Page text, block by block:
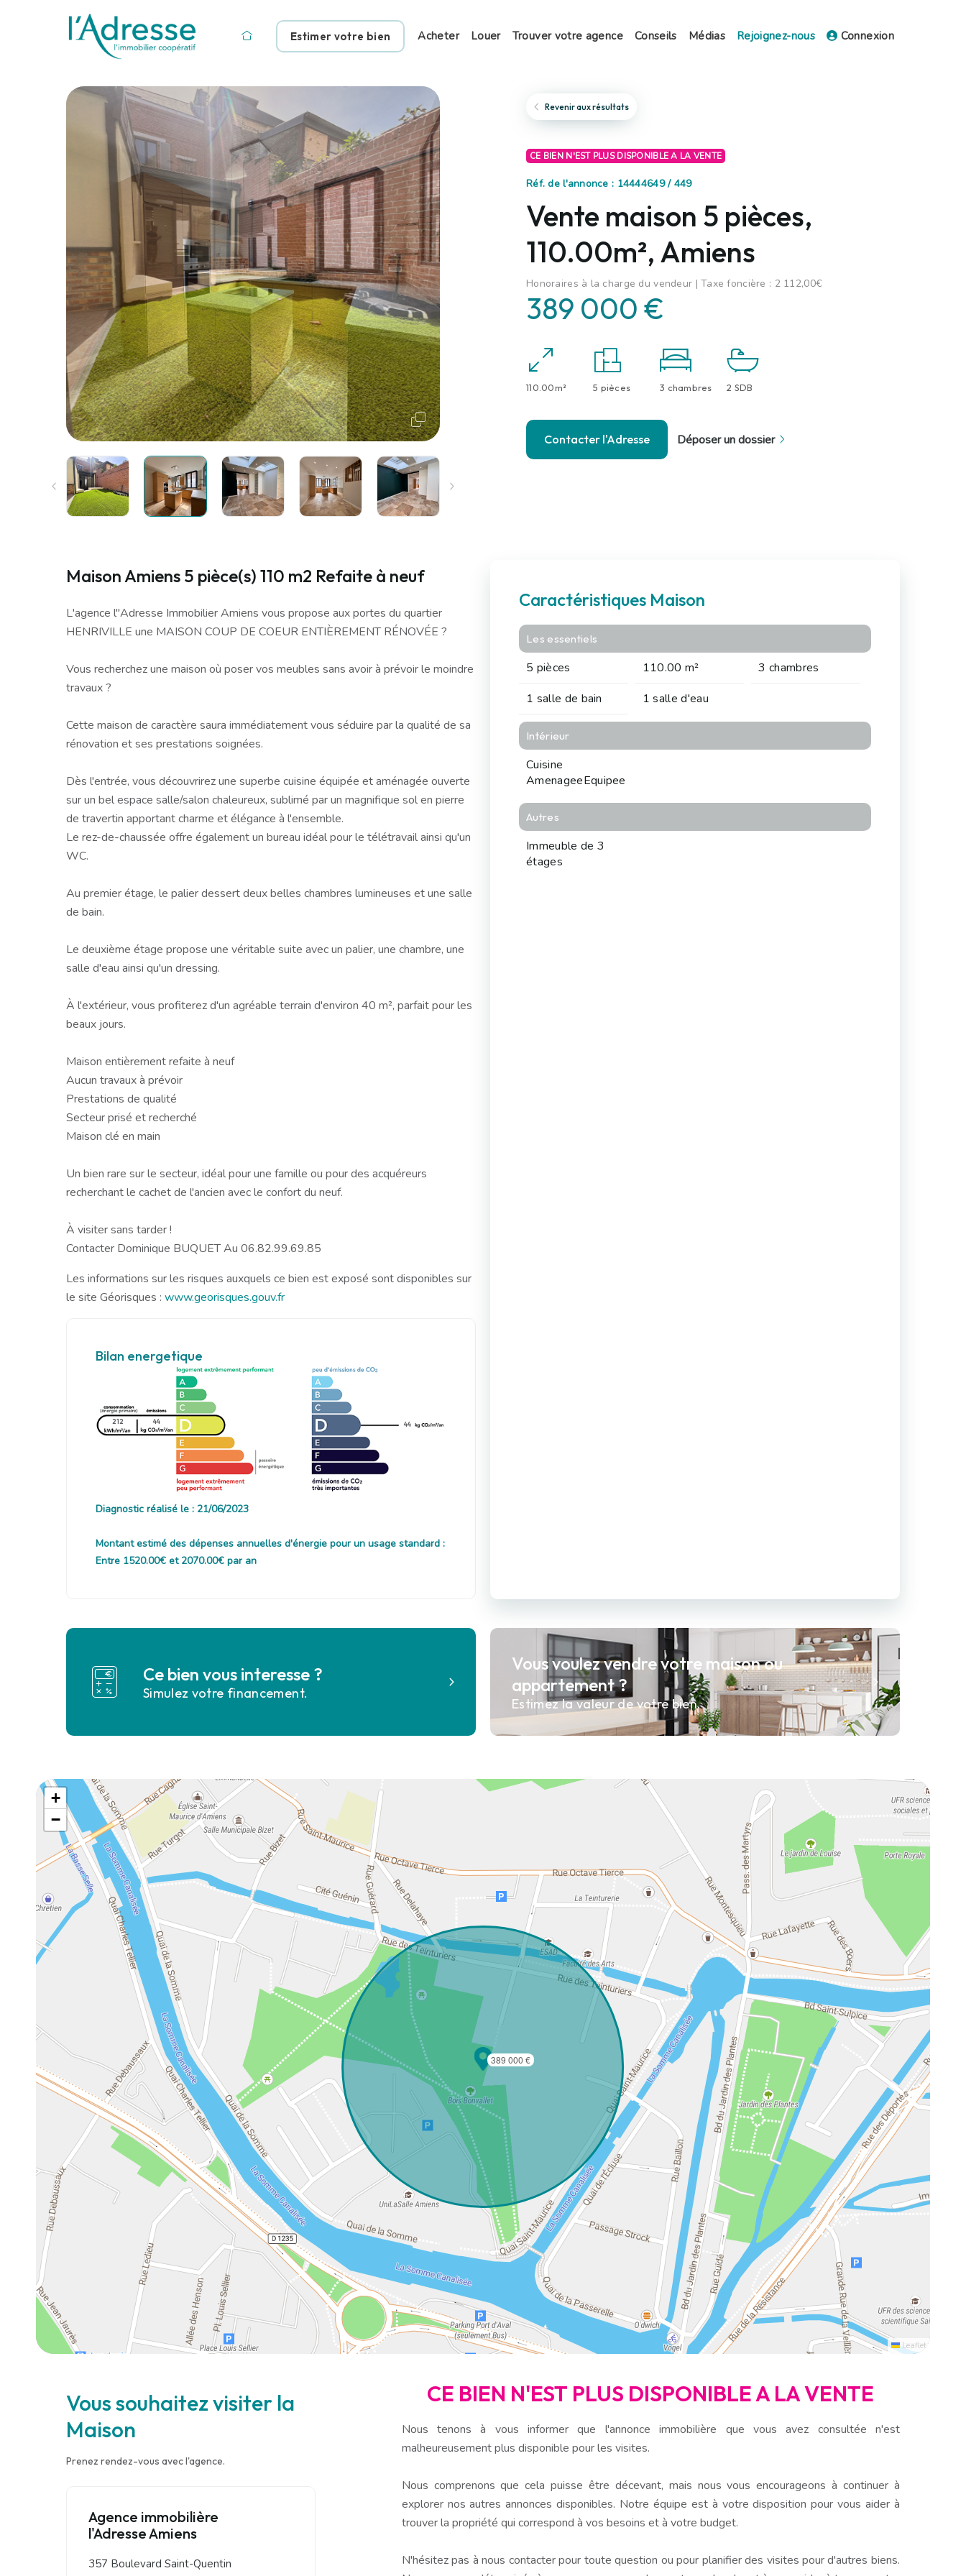
Estimer votre bien Acheter Louer Trouver votre agence Conseils Médias Rejoignez-nous Connexion
Revenir aux résultats
CE BIEN N'EST PLUS DISPONIBLE A LA VENTE
Réf. de l'annonce : 14444649 / 449
Vente maison 5 pièces,
110.00m², Amiens
Honoraires à la charge du vendeur | Taxe foncière : 2 112,00€
389 000 €
110.00m² 5 pièces 3 chambres 2 SDB
Contacter l'Adresse Déposer un dossier
Maison Amiens 5 pièce(s) 110 m2 Refaite à neuf
L'agence l''Adresse Immobilier Amiens vous propose aux portes du quartier
HENRIVILLE une MAISON COUP DE COEUR ENTIÈREMENT RÉNOVÉE ?
Vous recherchez une maison où poser vos meubles sans avoir à prévoir le moindre
travaux ?
Cette maison de caractère saura immédiatement vous séduire par la qualité de sa
rénovation et ses prestations soignées.
Dès l'entrée, vous découvrirez une superbe cuisine équipée et aménagée ouverte
sur un bel espace salle/salon chaleureux, sublimé par un magnifique sol en pierre
de travertin apportant charme et élégance à l'ensemble.
Le rez-de-chaussée offre également un bureau idéal pour le télétravail ainsi qu'un
WC.
Au premier étage, le palier dessert deux belles chambres lumineuses et une salle
de bain.
Le deuxième étage propose une véritable suite avec un palier, une chambre, une
salle d'eau ainsi qu'un dressing.
À l'extérieur, vous profiterez d'un agréable terrain d'environ 40 m², parfait pour les
beaux jours.
Maison entièrement refaite à neuf
Aucun travaux à prévoir
Prestations de qualité
Secteur prisé et recherché
Maison clé en main
Un bien rare sur le secteur, idéal pour une famille ou pour des acquéreurs
recherchant le cachet de l'ancien avec le confort du neuf.
À visiter sans tarder !
Contacter Dominique BUQUET Au 06.82.99.69.85
Les informations sur les risques auxquels ce bien est exposé sont disponibles sur
le site Géorisques : www.georisques.gouv.fr
Bilan energetique
212 44 44
Diagnostic réalisé le : 21/06/2023
Montant estimé des dépenses annuelles d'énergie pour un usage standard :
Entre 1520.00€ et 2070.00€ par an
Caractéristiques Maison
Les essentiels
5 pièces 110.00 m²
3 chambres
1 salle de bain
1 salle d'eau
Intérieur
Cuisine
AmenageeEquipee
Autres
Immeuble de 3
étages
Ce bien vous interesse ?
Simulez votre financement.
Vous voulez vendre votre maison ou
appartement ?
Estimez la valeur de votre bien.
389 000 €
+
−
Leaflet
Vous souhaitez visiter la
Maison
Prenez rendez-vous avec l'agence.
Agence immobilière
l'Adresse Amiens
357 Boulevard Saint-Quentin
CE BIEN N'EST PLUS DISPONIBLE A LA VENTE
Nous tenons à vous informer que l'annonce immobilière que vous avez consultée n'est
malheureusement plus disponible pour les visites.
Nous comprenons que cela puisse être décevant, mais nous vous encourageons à continuer à
explorer nos autres annonces disponibles. Notre équipe est à votre disposition pour vous aider à
trouver la propriété qui correspond à vos besoins et à votre budget.
N'hésitez pas à nous contacter pour toute question ou pour planifier des visites pour d'autres biens.